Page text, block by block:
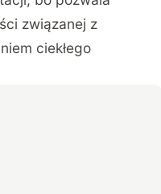
związanej z
ciekłego